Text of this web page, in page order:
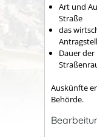
Art und
Straße
das
Dauer
Auskünfte
Behörde.